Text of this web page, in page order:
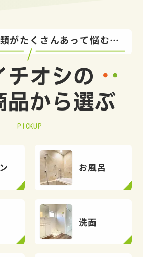
がたくさんあって悩む…
チオシの
品から選ぶ
PICKUP
お風呂
洗面